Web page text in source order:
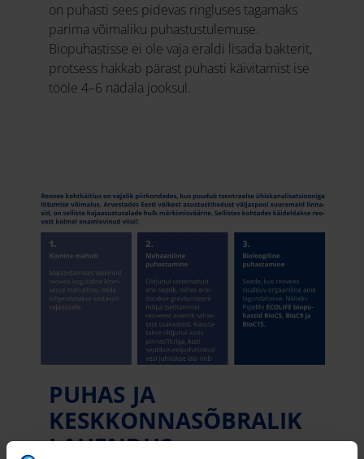
on puhasti sees pidevas ringluses tagamaks
parima võimaliku puhastustulemuse.
Biopuhastisse ei ole vaja eraldi lisada bakterit,
protsess hakkab pärast puhasti käivitamist ise
tööle 4–6 nädala jooksul.
PUHAS JA
KESKKONNASÕBRALIK
LAHENDUS